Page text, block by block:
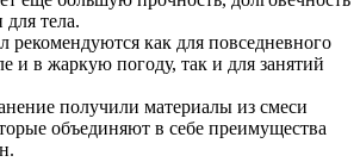
тела.
как для повседневного
и в жаркую погоду, так и для занятий
получили материалы из смеси
объединяют в себе преимущества